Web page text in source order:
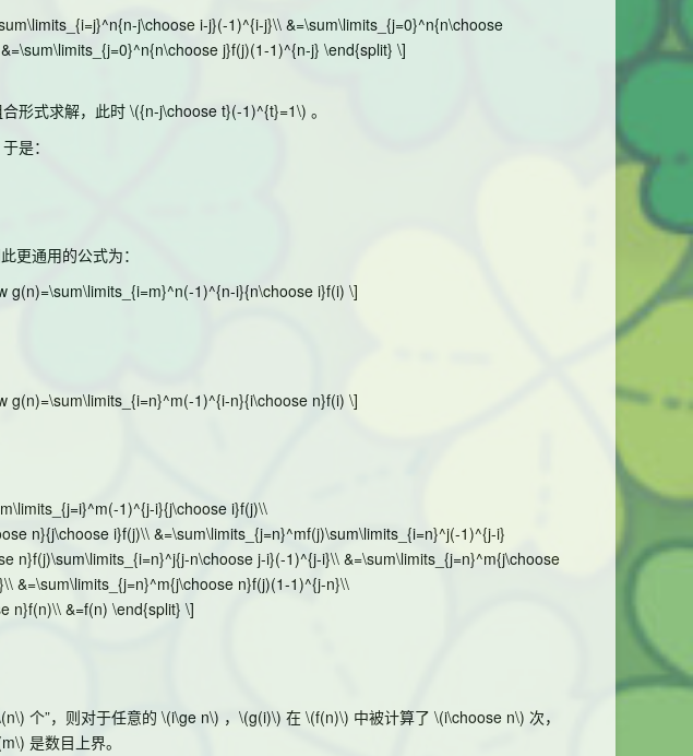
j\choose i-j}(-1)^{i-j}\\ &=\sum\limits_{j=0}^n{n\choose
j}f(j)(1-1)^{n-j} \end{split} \]
形式求解，此时 \({n-j\choose t}(-1)^{t}=1\) 。
是：
更通用的公式为：
g(n)=\sum\limits_{i=m}^n(-1)^{n-i}{n\choose i}f(i) \]
g(n)=\sum\limits_{i=n}^m(-1)^{i-n}{i\choose n}f(i) \]
1)^{j-i}{j\choose i}f(j)\\
n}{j\choose i}f(j)\\ &=\sum\limits_{j=n}^mf(j)\sum\limits_{i=n}^j(-1)^{j-i}
n}f(j)\sum\limits_{i=n}^j{j-n\choose j-i}(-1)^{j-i}\\ &=\sum\limits_{j=n}^m{j\choose
&=\sum\limits_{j=n}^m{j\choose n}f(j)(1-1)^{j-n}\\
n}f(n)\\ &=f(n) \end{split} \]
个”，则对于任意的 \(i\ge n\) ， \(g(i)\) 在 \(f(n)\) 中被计算了 \(i\choose n\) 次，
是数目上界。